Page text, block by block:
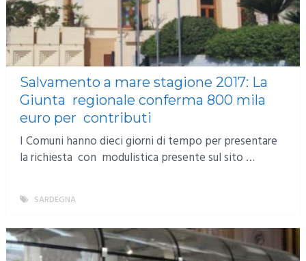
Salvamento a mare stagione 2017: La
Giunta regionale conferma 800 mila
euro per contributi
I Comuni hanno dieci giorni di tempo per presentare
la richiesta con modulistica presente sul sito …
SARDEGNA